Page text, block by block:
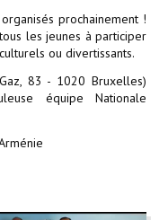
prochainement !
les jeunes à participer
ou divertissants.
83 - 1020 Bruxelles)
équipe Nationale